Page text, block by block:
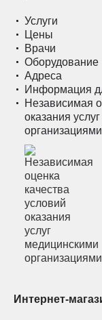
Услуги
Цены
Врачи
Оборудование
Адреса
Информация
Независимая
оказания
организациями
Интернет-